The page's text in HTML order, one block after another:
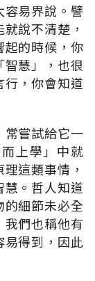
容易界說。譬
說不清楚，
的時候，你
慧」，也很
，你會知道
常嘗試給它一
上學」中就
這類事情，
。哲人知道
細節未必全
們也稱他有
易得到，因此